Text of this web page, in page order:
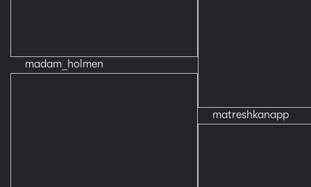
madam_holmen
matreshkanapp